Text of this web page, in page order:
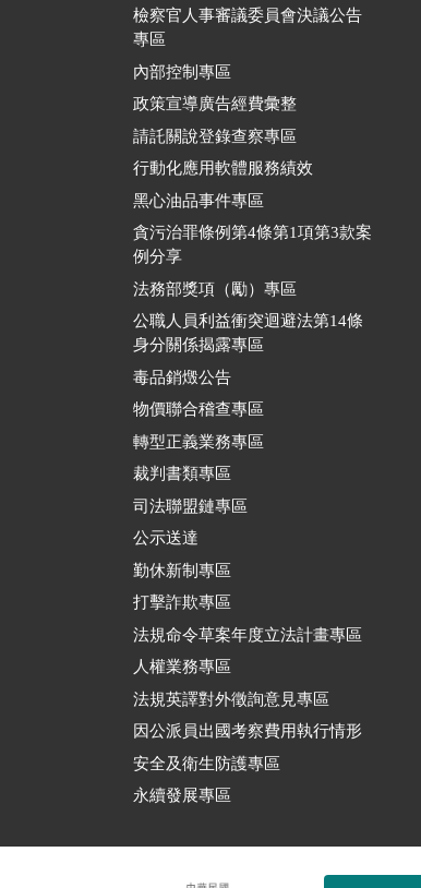
檢察官人事審議委員會決議公告
專區
內部控制專區
政策宣導廣告經費彙整
請託關說登錄查察專區
行動化應用軟體服務績效
黑心油品事件專區
貪污治罪條例第4條第1項第3款案
例分享
法務部獎項（勵）專區
公職人員利益衝突迴避法第14條
身分關係揭露專區
毒品銷燬公告
物價聯合稽查專區
轉型正義業務專區
裁判書類專區
司法聯盟鏈專區
公示送達
勤休新制專區
打擊詐欺專區
法規命令草案年度立法計畫專區
人權業務專區
法規英譯對外徵詢意見專區
因公派員出國考察費用執行情形
安全及衛生防護專區
永續發展專區